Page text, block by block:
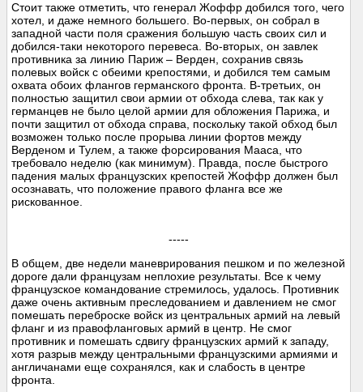
Стоит также отметить, что генерал Жоффр добился того, чего
хотел, и даже немного большего. Во-первых, он собрал в
западной части поля сражения большую часть своих сил и
добился-таки некоторого перевеса. Во-вторых, он завлек
противника за линию Париж – Верден, сохранив связь
полевых войск с обеими крепостями, и добился тем самым
охвата обоих флангов германского фронта. В-третьих, он
полностью защитил свои армии от обхода слева, так как у
германцев не было целой армии для обложения Парижа, и
почти защитил от обхода справа, поскольку такой обход был
возможен только после прорыва линии фортов между
Верденом и Тулем, а также форсирования Мааса, что
требовало неделю (как минимум). Правда, после быстрого
падения малых французских крепостей Жоффр должен был
осознавать, что положение правого фланга все же
рискованное.
-----
В общем, две недели маневрирования пешком и по железной
дороге дали французам неплохие результаты. Все к чему
французское командование стремилось, удалось. Противник
даже очень активным преследованием и давлением не смог
помешать переброске войск из центральных армий на левый
фланг и из правофланговых армий в центр. Не смог
противник и помешать сдвигу французских армий к западу,
хотя разрыв между центральными французскими армиями и
англичанами еще сохранялся, как и слабость в центре
фронта.